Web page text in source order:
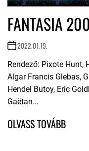
FANTASIA
2022.01.19.
Rendező: Pixote Hunt,
Algar Francis Glebas,
Hendel Butoy, Eric
Gaëtan...